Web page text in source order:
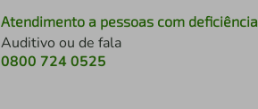
Atendimento a pessoas com deficiência
Auditivo ou de fala
0800 724 0525